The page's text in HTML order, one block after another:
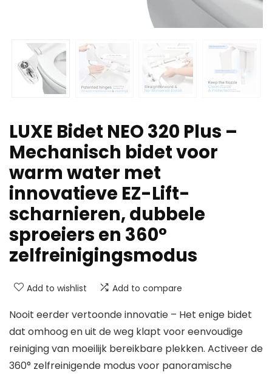
LUXE Bidet NEO 320 Plus –
Mechanisch bidet voor
warm water met
innovatieve EZ-Lift-
scharnieren, dubbele
sproeiers en 360°
zelfreinigingsmodus
Add to wishlist Add to compare
Nooit eerder vertoonde innovatie – Het enige bidet
dat omhoog en uit de weg klapt voor eenvoudige
reiniging van moeilijk bereikbare plekken. Activeer de
360° zelfreinigende modus voor panoramische